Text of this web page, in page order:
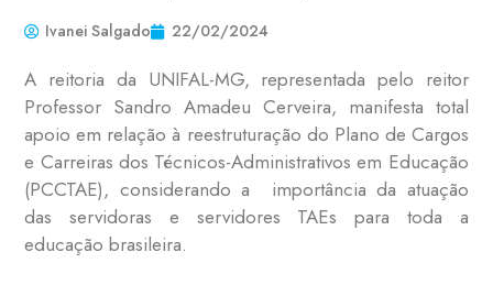
Ivanei Salgado 22/02/2024
A reitoria da UNIFAL-MG, representada pelo reitor
Professor Sandro Amadeu Cerveira, manifesta total
apoio em relação à reestruturação do Plano de Cargos
e Carreiras dos Técnicos-Administrativos em Educação
(PCCTAE), considerando a importância da atuação
das servidoras e servidores TAEs para toda a
educação brasileira.